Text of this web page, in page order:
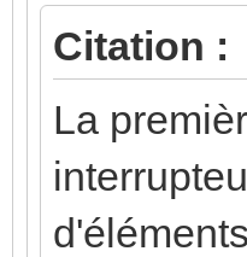
Citation :
La